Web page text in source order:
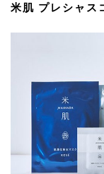
米肌 プレシャ